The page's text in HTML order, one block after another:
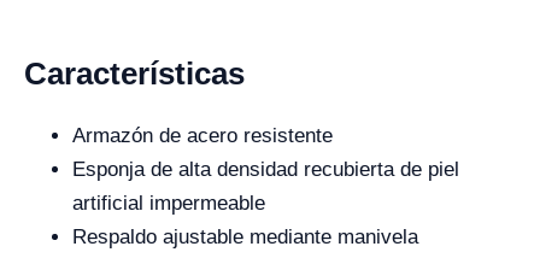
Características
Armazón de acero resistente
Esponja de alta densidad recubierta de piel
artificial impermeable
Respaldo ajustable mediante manivela